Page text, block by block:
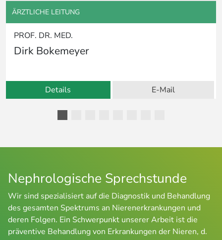
ÄRZTLICHE LEITUNG
PROF. DR. MED.
Dirk Bokemeyer
Details E-Mail
Nephrologische Sprechstunde
Wir sind spezialisiert auf die Diagnostik und Behandlung
des gesamten Spektrums an Nierenerkrankungen und
deren Folgen. Ein Schwerpunkt unserer Arbeit ist die
präventive Behandlung von Erkrankungen der Nieren, d.